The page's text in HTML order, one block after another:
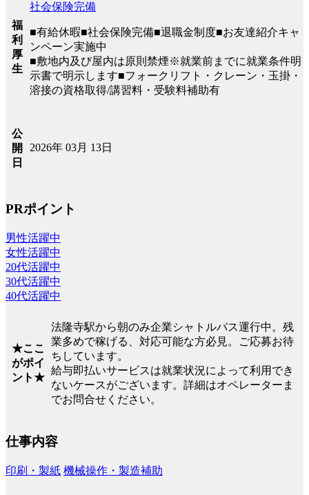
福
利
厚
生
社会保険完備
■有給休暇■社会保険完備■退職金制度■お友達紹介キャ
ンペーン実施中
■敷地内及び屋内は原則禁煙※就業前までに就業条件明
示書で明示します■フォークリフト・クレーン・玉掛・
溶接の資格取得/講習料・受験料補助有
公
開
日
2026年 03月 13日
PRポイント
男性活躍中
女性活躍中
20代活躍中
30代活躍中
40代活躍中
★ここ
がポイ
ント★
法隆寺駅から朝のみ企業シャトルバス運行中。残
業多めで稼げる、対応可能な方必見。ご応募お待
ちしています。
給与即払いサービスは就業状況によって利用でき
ないケースがございます。詳細はオペレーターま
でお問合せください。
仕事内容
印刷・製紙 機械操作・製造補助